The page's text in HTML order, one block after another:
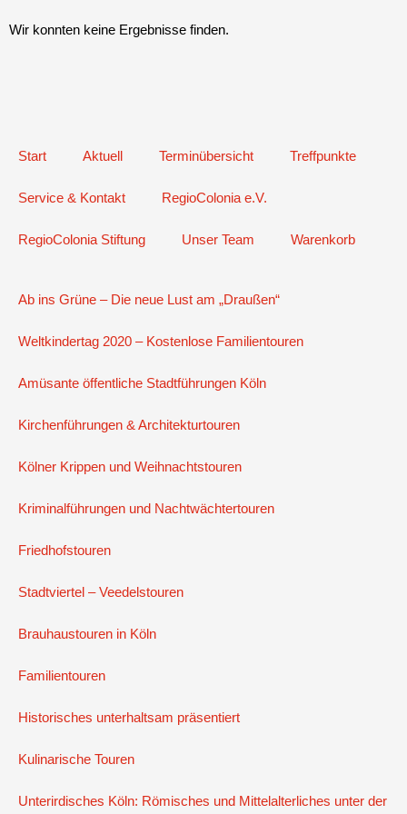
Wir konnten keine Ergebnisse finden.
Start Aktuell Terminübersicht Treffpunkte
Service & Kontakt RegioColonia e.V.
RegioColonia Stiftung Unser Team Warenkorb
Ab ins Grüne – Die neue Lust am „Draußen“
Weltkindertag 2020 – Kostenlose Familientouren
Amüsante öffentliche Stadtführungen Köln
Kirchenführungen & Architekturtouren
Kölner Krippen und Weihnachtstouren
Kriminalführungen und Nachtwächtertouren
Friedhofstouren
Stadtviertel – Veedelstouren
Brauhaustouren in Köln
Familientouren
Historisches unterhaltsam präsentiert
Kulinarische Touren
Unterirdisches Köln: Römisches und Mittelalterliches unter der